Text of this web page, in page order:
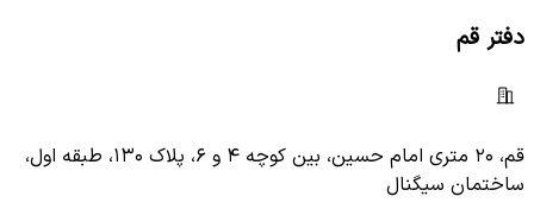
دفتر قم
قم، ۲۰ متری امام حسین، بین کوچه ۴ و ۶، پلاک ۱۳۰، طبقه اول،
ساختمان سیگنال